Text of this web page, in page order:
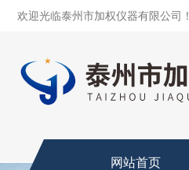
欢迎光临泰州市加权仪器有限公司！
网站首页